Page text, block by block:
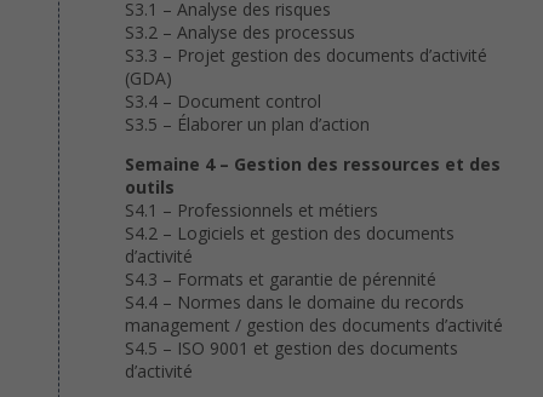
S3.1 – Analyse des risques
S3.2 – Analyse des processus
S3.3 – Projet gestion des documents d’activité
(GDA)
S3.4 – Document control
S3.5 – Élaborer un plan d’action
Semaine 4 – Gestion des ressources et des
outils
S4.1 – Professionnels et métiers
S4.2 – Logiciels et gestion des documents
d’activité
S4.3 – Formats et garantie de pérennité
S4.4 – Normes dans le domaine du records
management / gestion des documents d’activité
S4.5 – ISO 9001 et gestion des documents
d’activité